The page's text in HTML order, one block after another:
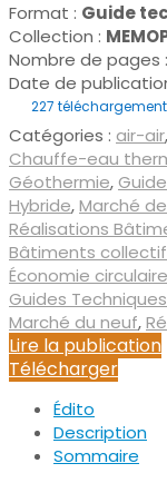
Format : Guide
Collection :
Nombre de pages :
Date de
227
Catégories : air-air,
Chauffe-eau
Géothermie,
Hybride,Marché
Réalisations
Bâtiments
Économie circulaire
Guides Techniques
Marché du neuf,
Lire la publication
Télécharger
Édito
Description
Sommaire